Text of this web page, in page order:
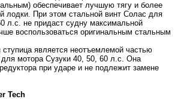
обеспечивает лучшую тягу и более
лодки. При этом стальной винт Солас для
л.с. не придаст судну максимальной
воспользоваться оригинальным стальным
ступица является неотъемлемой частью
для мотора Сузуки 40, 50, 60 л.с. Она
при ударе и не подлежит замене
Tech